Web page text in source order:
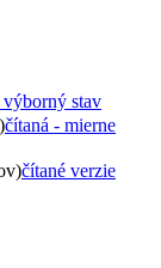
výborný stav
čítaná - mierne
čítané verzie